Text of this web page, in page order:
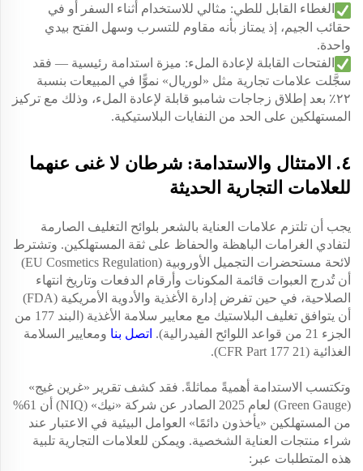
الغطاء القابل للطي: مثالي للاستخدام أثناء السفر أو في
حقائب الجيم، إذ يمتاز بأنه مقاوم للتسرب وسهل الفتح بيدي
واحدة.
الفتحات القابلة لإعادة الملء: ميزة استدامة رئيسية — فقد
سجَّلت علامات تجارية مثل «لوريال» نموًّا في المبيعات بنسبة
٢٢٪ بعد إطلاق زجاجات شامبو قابلة لإعادة الملء، وذلك مع تركيز
المستهلكين على الحد من النفايات البلاستيكية.
٤. الامتثال والاستدامة: شرطان لا غنى عنهما
للعلامات التجارية الحديثة
يجب أن تلتزم علامات العناية بالشعر بلوائح التغليف الصارمة
لتفادي الغرامات الباهظة والحفاظ على ثقة المستهلكين. وتشترط
لائحة مستحضرات التجميل الأوروبية (EU Cosmetics Regulation)
أن تُدرج العبوات قائمة المكونات وأرقام الدفعات وتاريخ انتهاء
الصلاحية، في حين تفرض إدارة الأغذية والأدوية الأمريكية (FDA)
أن يتوافق تغليف البلاستيك مع معايير سلامة الأغذية (البند 177 من
الجزء 21 من قواعد اللوائح الفيدرالية).
اتصل بنا ومعايير السلامة
الغذائية (21 CFR Part 177).
وتكتسب الاستدامة أهميةً مماثلةً. فقد كشف تقرير «غرين غيج»
(Green Gauge) لعام 2025 الصادر عن شركة «نيك» (NIQ) أن 61%
من المستهلكين «يأخذون دائمًا» العوامل البيئية في الاعتبار عند
شراء منتجات العناية الشخصية. ويمكن للعلامات التجارية تلبية
هذه المتطلبات عبر: